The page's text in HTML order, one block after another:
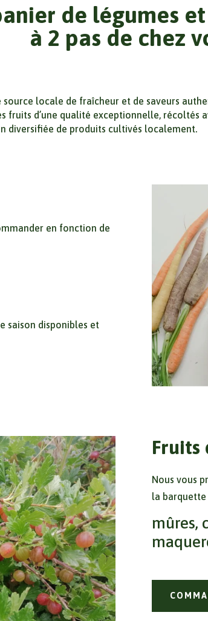
de légumes
à 2 pas de chez
source locale de fraîcheur et de saveurs
fruits d’une qualité exceptionnelle, récoltés
diversifiée de produits cultivés localement.
en fonction de
saison disponibles et
Fruits
Nous vous
la barquette
mûres,